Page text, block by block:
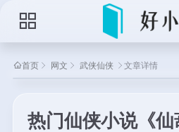
首页 网文 武侠仙侠 文章详情
热门仙侠小说《